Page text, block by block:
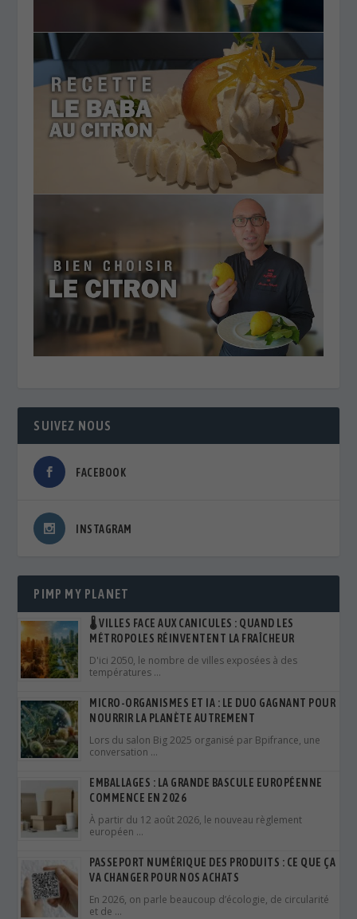
SUIVEZ NOUS
FACEBOOK
INSTAGRAM
PIMP MY PLANET
🌡️ VILLES FACE AUX CANICULES : QUAND LES
MÉTROPOLES RÉINVENTENT LA FRAÎCHEUR
D'ici 2050, le nombre de villes exposées à des
températures …
MICRO-ORGANISMES ET IA : LE DUO GAGNANT POUR
NOURRIR LA PLANÈTE AUTREMENT
Lors du salon Big 2025 organisé par Bpifrance, une
conversation …
EMBALLAGES : LA GRANDE BASCULE EUROPÉENNE
COMMENCE EN 2026
À partir du 12 août 2026, le nouveau règlement
européen …
PASSEPORT NUMÉRIQUE DES PRODUITS : CE QUE ÇA
VA CHANGER POUR NOS ACHATS
En 2026, on parle beaucoup d’écologie, de circularité
et de …